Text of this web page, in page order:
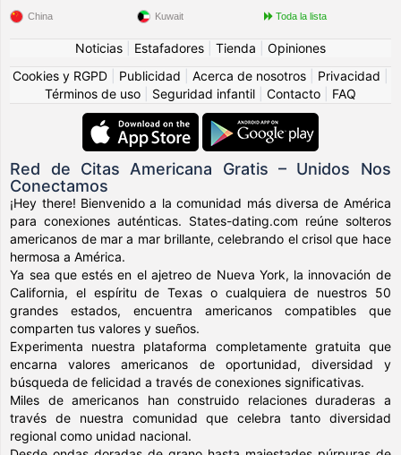
China Kuwait Toda la lista
Noticias Estafadores Tienda
Opiniones
Cookies y RGPD
Publicidad Acerca de nosotros Privacidad
Términos de uso
Seguridad infantil Contacto FAQ
Red de Citas Americana Gratis – Unidos Nos
Conectamos
¡Hey there! Bienvenido a la comunidad más diversa de América
para conexiones auténticas. States-dating.com reúne solteros
americanos de mar a mar brillante, celebrando el crisol que hace
hermosa a América.
Ya sea que estés en el ajetreo de Nueva York, la innovación de
California, el espíritu de Texas o cualquiera de nuestros 50
grandes estados, encuentra americanos compatibles que
comparten tus valores y sueños.
Experimenta nuestra plataforma completamente gratuita que
encarna valores americanos de oportunidad, diversidad y
búsqueda de felicidad a través de conexiones significativas.
Miles de americanos han construido relaciones duraderas a
través de nuestra comunidad que celebra tanto diversidad
regional como unidad nacional.